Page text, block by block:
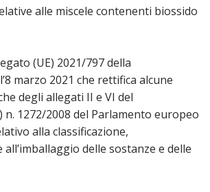
alle miscele contenenti biossido
(UE) 2021/797 della
marzo 2021 che rettifica alcune
degli allegati II e VI del
n. 1272/2008 del Parlamento europeo
alla classificazione,
all’imballaggio delle sostanze e delle